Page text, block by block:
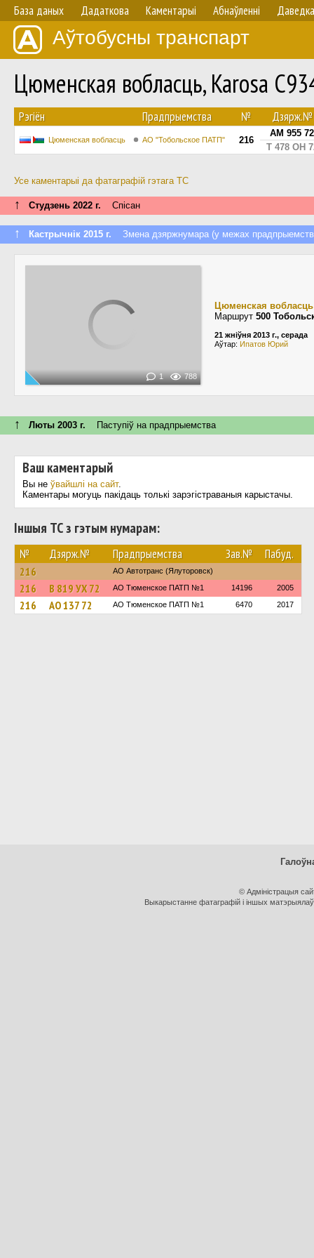
База даных Дадаткова Каментарыі Абнаўленнi Даведка
Аўтобусны транспарт
Цюменская вобласць, Karosa
Рэгіён Прадпрыемства № Дзярж.№
Цюменская вобласць АО "Тобольское ПАТП" 216
АМ 955 72
Т 478 ОН
Усе каментарыі да фатаграфій гэтага ТС
↑ Студзень 2022 г. Спісан
↑ Кастрычнік 2015 г. Змена дзяржнумара (у межах
1 788
Цюменская вобласць
Маршрут 500
21 жніўня 2013 г., серада
Аўтар: Ипатов Юрий
↑ Люты 2003 г. Паступiў на прадпрыемства
Ваш каментарый
Вы не ўвайшлі на сайт.
Каментары могуць пакідаць толькі зарэгістраваныя карыстачы.
Іншыя ТС з гэтым нумарам:
№ Дзярж.№ Прадпрыемства Зав.№ Пабуд.
216 АО Автотранс (Ялуторовск)
216 В 819 УХ 72 АО Тюменское ПАТП №1 14196 2005
216 АО 137 72 АО Тюменское ПАТП №1 6470 2017
© Адміністрацыя
Выкарыстанне фатаграфій і іншых